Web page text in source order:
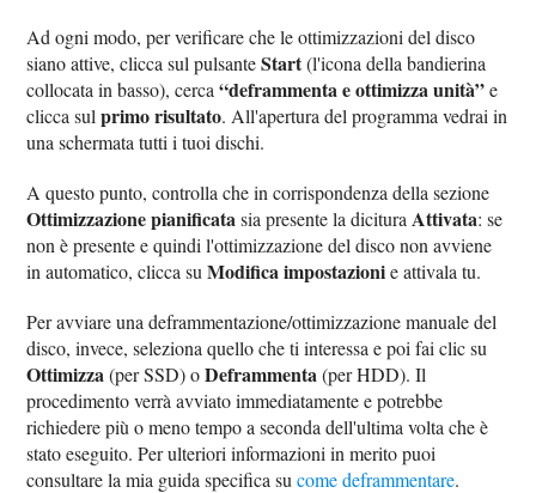
Ad ogni modo, per verificare che le ottimizzazioni del disco
siano attive, clicca sul pulsanteStart(l'icona della bandierina
collocata in basso), cerca“deframmenta e ottimizza unità”e
clicca sulprimo risultato. All'apertura del programma vedrai in
una schermata tutti i tuoi dischi.
A questo punto, controlla che in corrispondenza della sezione
Ottimizzazione pianificatasia presente la dicitura Attivata: se
non è presente e quindi l'ottimizzazione del disco non avviene
in automatico, clicca suModifica impostazionie attivala tu.
Per avviare una deframmentazione/ottimizzazione manuale del
disco, invece, seleziona quello che ti interessa e poi fai clic su
Ottimizza(per SSD) oDeframmenta(per HDD). Il
procedimento verrà avviato immediatamente e potrebbe
richiedere più o meno tempo a seconda dell'ultima volta che è
stato eseguito. Per ulteriori informazioni in merito puoi
consultare la mia guida specifica sucome deframmentare.